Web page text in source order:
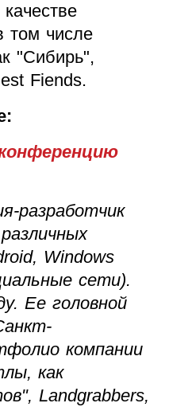
том числе
"Сибирь",
Fiends.
разработчик
Windows
сети).
Ее головной
компании
как
Landgrabbers,